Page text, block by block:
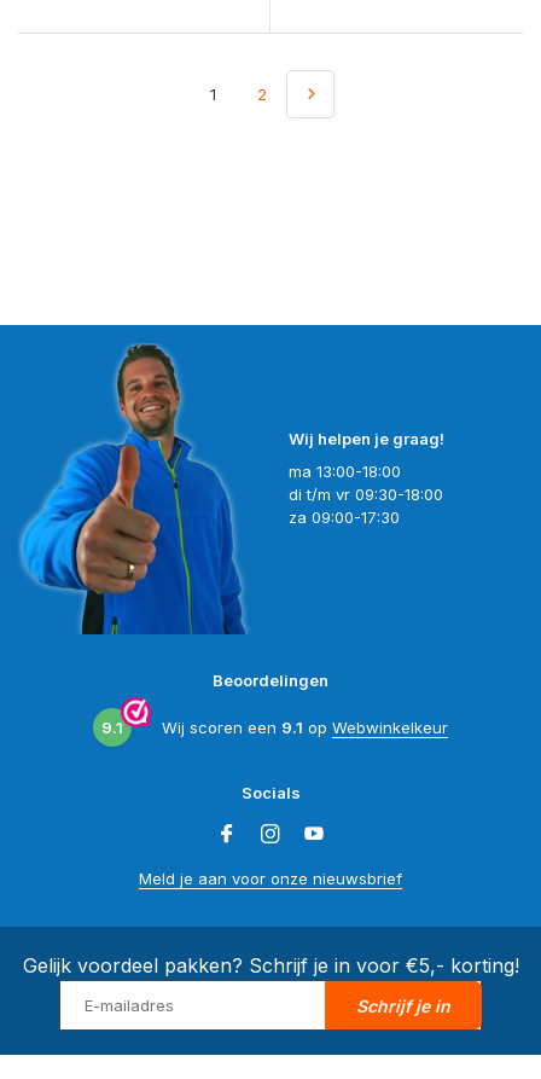
1 2
Wij helpen je graag!
ma 13:00-18:00
di t/m vr 09:30-18:00
za 09:00-17:30
Beoordelingen
9.1 Wij scoren een 9.1 op Webwinkelkeur
Socials
Meld je aan voor onze nieuwsbrief
Gelijk voordeel pakken? Schrijf je in voor €5,- korting!
Schrijf je in